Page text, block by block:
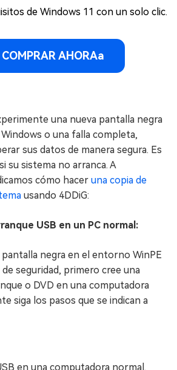
de Windows 11 con un solo clic.
COMPRAR AHORAa
una nueva pantalla negra
o una falla completa,
sus datos de manera segura. Es
su sistema no arranca. A
cómo hacer una copia de
usando 4DDiG:
USB en un PC normal:
pantalla negra en el entorno WinPE
de seguridad, primero cree una
o DVD en una computadora
siga los pasos que se indican a
en una computadora normal.